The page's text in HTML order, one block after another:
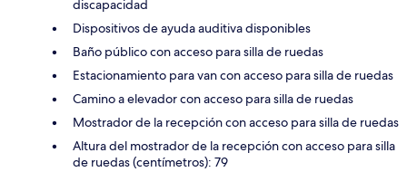
discapacidad
Dispositivos de ayuda auditiva disponibles
Baño público con acceso para silla de ruedas
Estacionamiento para van con acceso para silla de ruedas
Camino a elevador con acceso para silla de ruedas
Mostrador de la recepción con acceso para silla de ruedas
Altura del mostrador de la recepción con acceso para silla
de ruedas (centímetros): 79